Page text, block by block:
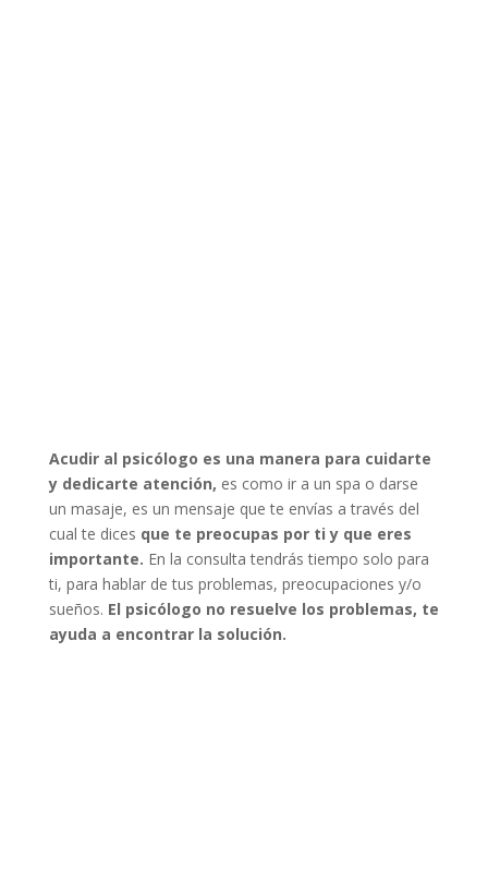
Acudir al psicólogo es una manera para cuidarte
y dedicarte atención, es como ir a un spa o darse
un masaje, es un mensaje que te envías a través del
cual te dices que te preocupas por ti y que eres
importante. En la consulta tendrás tiempo solo para
ti, para hablar de tus problemas, preocupaciones y/o
sueños. El psicólogo no resuelve los problemas, te
ayuda a encontrar la solución.